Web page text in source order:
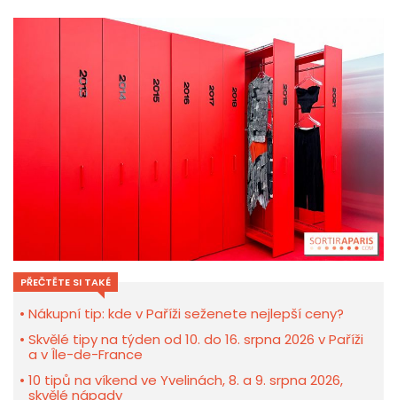
PŘEČTĚTE SI TAKÉ
Nákupní tip: kde v Paříži seženete nejlepší ceny?
Skvělé tipy na týden od 10. do 16. srpna 2026 v Paříži
a v Île-de-France
10 tipů na víkend ve Yvelinách, 8. a 9. srpna 2026,
skvělé nápady